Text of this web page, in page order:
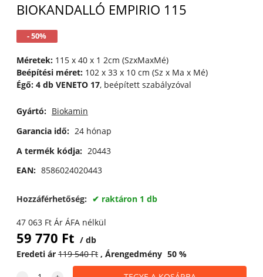
BIOKANDALLÓ EMPIRIO 115
- 50%
Méretek:115 x 40 x 1 2cm (SzxMaxMé)
Beépítési méret:102 x 33 x 10 cm (Sz x Ma x Mé)
Égő: 4 db VENETO 17, beépített szabályzóval
Gyártó: Biokamin
Garancia idő: 24 hónap
A termék kódja: 20443
EAN: 8586024020443
Hozzáférhetőség: raktáron 1 db
47 063Ft Ár ÁFA nélkül
59 770 Ft
db
Eredeti ár 119 540Ft Árengedmény 50%